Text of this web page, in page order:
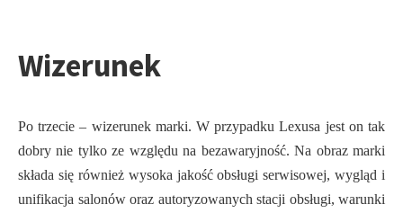
Wizerunek
Po trzecie – wizerunek marki. W przypadku Lexusa jest on tak
dobry nie tylko ze względu na bezawaryjność. Na obraz marki
składa się również wysoka jakość obsługi serwisowej, wygląd i
unifikacja salonów oraz autoryzowanych stacji obsługi, warunki